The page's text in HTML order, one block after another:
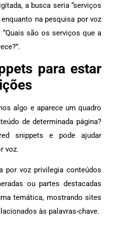
a busca seria “serviços
na pesquisa por voz
são os serviços que a
para estar
algo e aparece um quadro
de determinada página?
snippets e pode ajudar
voz.
por voz privilegia conteúdos
ou partes destacadas
temática, mostrando sites
às palavras-chave.